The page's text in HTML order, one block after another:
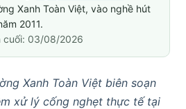
Xanh Toàn Việt, vào nghề hút
2011.
cuối: 03/08/2026
Xanh Toàn Việt biên soạn
xử lý cống nghẹt thực tế tại